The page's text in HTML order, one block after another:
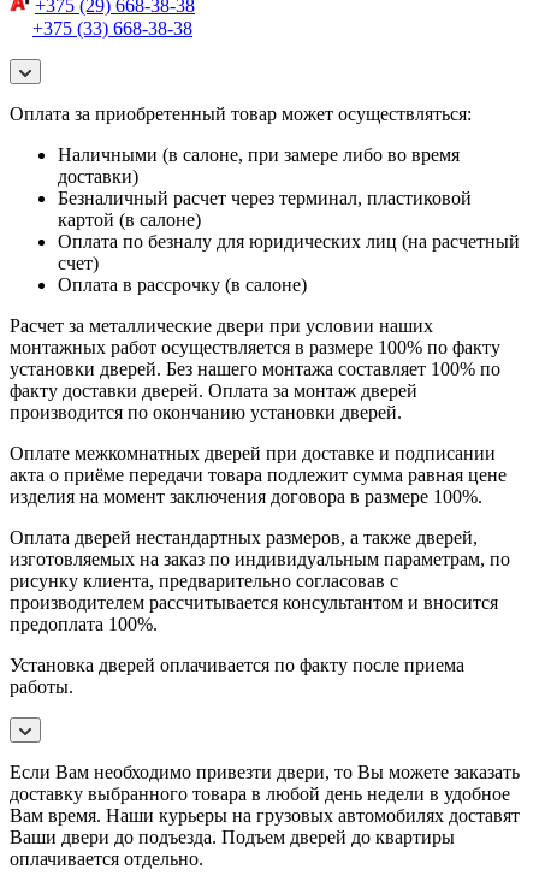
+375 (29) 668-38-38
+375 (33) 668-38-38
Оплата за приобретенный товар может осуществляться:
Наличными (в салоне, при замере либо во время
доставки)
Безналичный расчет через терминал, пластиковой
картой (в салоне)
Оплата по безналу для юридических лиц (на расчетный
счет)
Оплата в рассрочку (в салоне)
Расчет за металлические двери при условии наших
монтажных работ осуществляется в размере 100% по факту
установки дверей. Без нашего монтажа составляет 100% по
факту доставки дверей. Оплата за монтаж дверей
производится по окончанию установки дверей.
Оплате межкомнатных дверей при доставке и подписании
акта о приёме передачи товара подлежит сумма равная цене
изделия на момент заключения договора в размере 100%.
Оплата дверей нестандартных размеров, а также дверей,
изготовляемых на заказ по индивидуальным параметрам, по
рисунку клиента, предварительно согласовав с
производителем рассчитывается консультантом и вносится
предоплата 100%.
Установка дверей оплачивается по факту после приема
работы.
Если Вам необходимо привезти двери, то Вы можете заказать
доставку выбранного товара в любой день недели в удобное
Вам время. Наши курьеры на грузовых автомобилях доставят
Ваши двери до подъезда. Подъем дверей до квартиры
оплачивается отдельно.